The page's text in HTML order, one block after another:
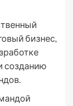
бизнес,
созданию